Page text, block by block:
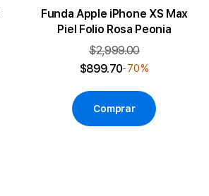
Funda Apple iPhone XS Max
Piel Folio Rosa Peonia
$2,999.00
$899.70-70%
Comprar